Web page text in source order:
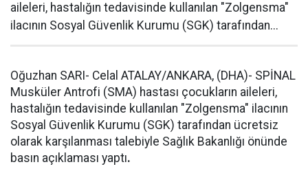
aileleri, hastalığın tedavisinde kullanılan "Zolgensma"
ilacının Sosyal Güvenlik Kurumu (SGK) tarafından...
Oğuzhan SARI- Celal ATALAY/ANKARA, (DHA)- SPİNAL
Musküler Antrofi (SMA) hastası çocukların aileleri,
hastalığın tedavisinde kullanılan "Zolgensma" ilacının
Sosyal Güvenlik Kurumu (SGK) tarafından ücretsiz
olarak karşılanması talebiyle Sağlık Bakanlığı önünde
basın açıklaması yaptı.